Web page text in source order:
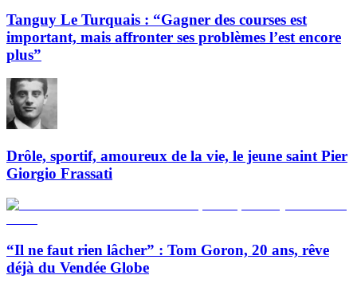
Tanguy Le Turquais : “Gagner des courses est
important, mais affronter ses problèmes l’est encore
plus”
Drôle, sportif, amoureux de la vie, le jeune saint Pier
Giorgio Frassati
“Il ne faut rien lâcher” : Tom Goron, 20 ans, rêve
déjà du Vendée Globe